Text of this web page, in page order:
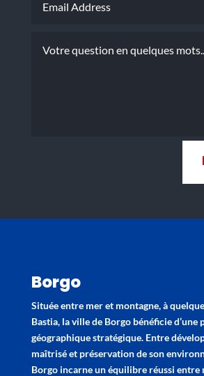
Borgo
Située entre mer et montagne, à
Bastia, la ville de Borgo bénéficie d’une
géographique stratégique. Entre
maîtrisé et préservation de son
Borgo incarne un équilibre réussi entre